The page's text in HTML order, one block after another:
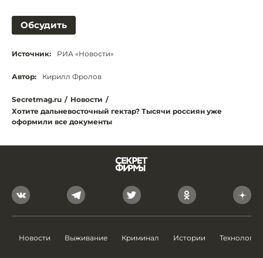
Обсудить
Источник: РИА «Новости»
Автор: Кирилл Фролов
Secretmag.ru / Новости /
Хотите дальневосточный гектар? Тысячи россиян уже
оформили все документы
Новости Выживание Криминал Истории Технологии